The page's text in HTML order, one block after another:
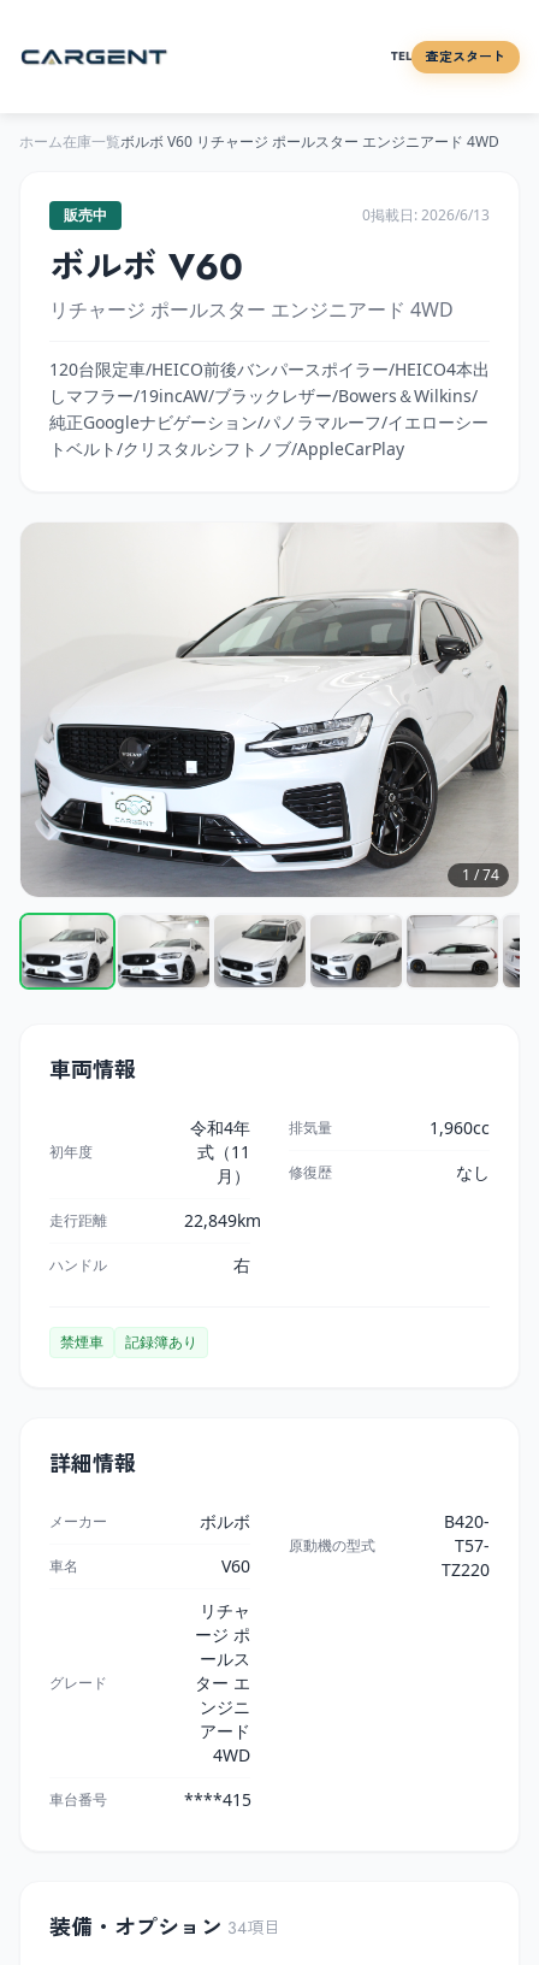
TEL 査定スタート
ホーム在庫一覧ボルボV60 リチャージ ポールスター エンジニアード 4WD
販売中 0掲載日: 2026/6/13
ボルボ V60
リチャージ ポールスター エンジニアード 4WD
120台限定車/HEICO前後バンパースポイラー/HEICO4本出
しマフラー/19incAW/ブラックレザー/Bowers＆Wilkins/
純正Googleナビゲーション/パノラマルーフ/イエローシー
トベルト/クリスタルシフトノブ/AppleCarPlay
1 /74
車両情報
初年度
令和4年
式（11
月）
走行距離 22,849km
ハンドル 右
排気量 1,960cc
修復歴 なし
禁煙車 記録簿あり
詳細情報
メーカー ボルボ
車名 V60
グレード
リチャ
ージ ポ
ールス
ター エ
ンジニ
アード
4WD
車台番号 ****415
原動機の型式
B420-
T57-
TZ220
装備・オプション 34項目